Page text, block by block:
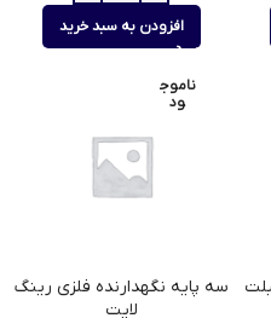
افزودن به سبد خرید
ناموج
ود
سه پایه نگهدارنده فلزی رینگ
لایت